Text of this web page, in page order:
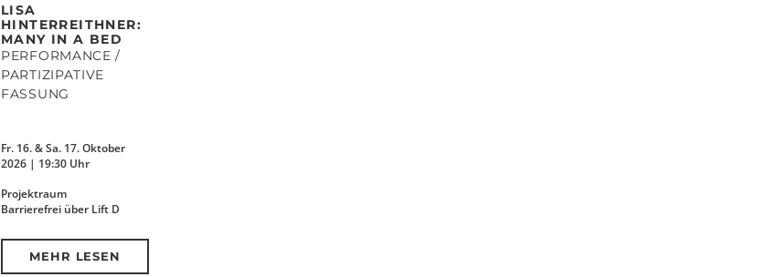
LISA
HINTERREITHNER:
MANY IN A BED
PERFORMANCE /
PARTIZIPATIVE
FASSUNG
Fr. 16. & Sa. 17. Oktober
2026 | 19:30 Uhr
Projektraum
Barrierefrei über Lift D
MEHR LESEN